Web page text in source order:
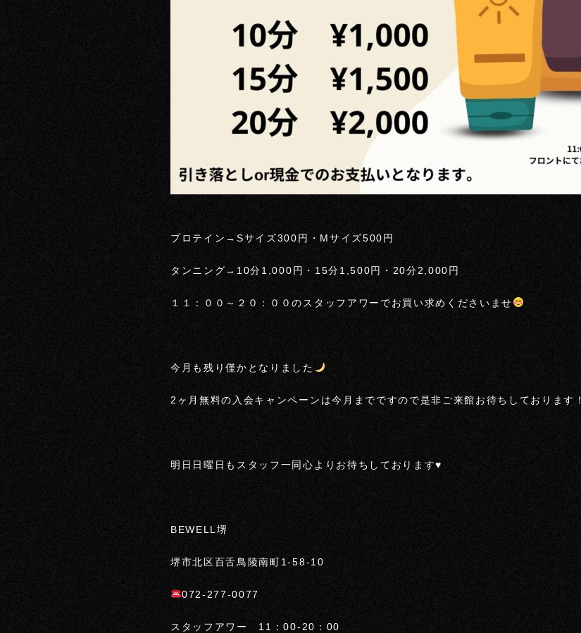
プロテイン→Sサイズ300円・Mサイズ500円
タンニング→10分1,000円・15分1,500円・20分2,000円
１１：００～２０：００のスタッフアワーでお買い求めくださいませ
今月も残り僅かとなりました
2ヶ月無料の入会キャンペーンは今月までですので是非ご来館お待ちしております！
明日日曜日もスタッフ一同心よりお待ちしております♥
BEWELL堺
堺市北区百舌鳥陵南町1-58-10
072-277-0077
スタッフアワー 11：00-20：00